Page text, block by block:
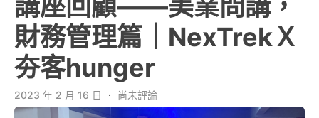
講座回顧——美業問講，
財務管理篇｜NexTrekＸ
夯客hunger
2023 年 2 月 16 日 ． 尚未評論